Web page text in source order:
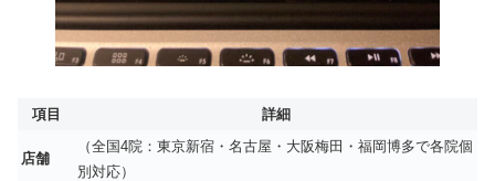
項目 詳細
店舗
（全国4院：東京新宿・名古屋・大阪梅田・福岡博多で各院個
別対応）